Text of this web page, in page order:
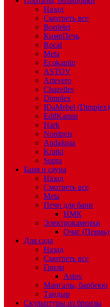
Назад
Смотреть все
Bordelet
КимрПечь
Rocal
Meta
Ecokamin
ASTOV
Artevero
Chazelles
Dimplex
IDaMebel (Dimplex)
EdilKamin
Hark
Nordpeis
Andalusia
Kratki
Supra
Баня и сауна
Назад
Смотреть все
Meta
Печи для бани
НМК
Электрокаменки
Очаг (Пермь)
Для сада
Назад
Смотреть все
Грили
Astov
Мангалы, барбекю
Тандыр
Скульптуры из бронзы